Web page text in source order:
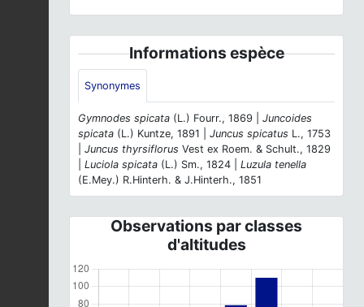
Informations espèce
Synonymes
Gymnodes spicata (L.) Fourr., 1869 | Juncoides
spicata (L.) Kuntze, 1891 | Juncus spicatus L., 1753
Juncus thyrsiflorus Vest ex Roem. & Schult., 1829
Luciola spicata (L.) Sm., 1824 | Luzula tenella
(E.Mey.) R.Hinterh. & J.Hinterh., 1851
Observations par classes
d'altitudes